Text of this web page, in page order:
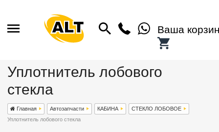
Ваша
Уплотнитель лобового
стекла
Главная Автозапчасти КАБИНА
СТЕКЛО ЛОБОВОЕ
Уплотнитель лобового стекла